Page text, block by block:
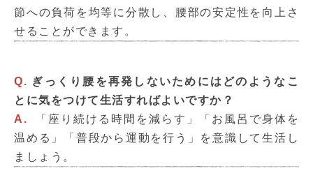
節への負荷を均等に分散し、腰部の安定性を向上さ
せることができます。
Q. ぎっくり腰を再発しないためにはどのようなこ
とに気をつけて生活すればよいですか？
A.
「座り続ける時間を減らす」「お風呂で身体を
温める」「普段から運動を行う」を意識して生活し
ましょう。